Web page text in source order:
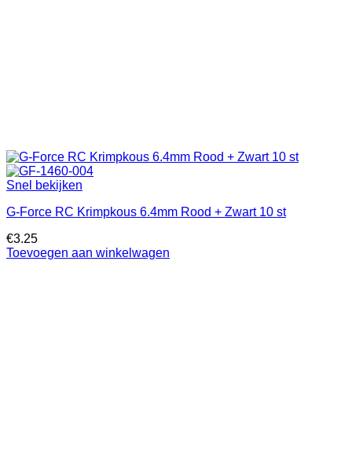
Snel bekijken
G-Force RC Krimpkous 6.4mm Rood + Zwart 10 st
€3.25
Toevoegen aan winkelwagen